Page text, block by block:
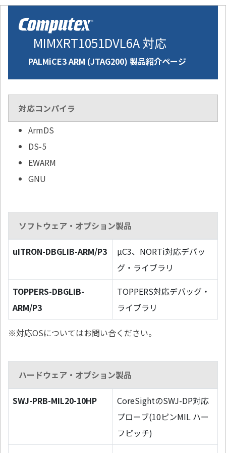
MIMXRT1051DVL6A 対応
PALMiCE3 ARM (JTAG200) 製品紹介ページ
対応コンパイラ
ArmDS
DS-5
EWARM
GNU
ソフトウェア・オプション製品
uITRON-DBGLIB-ARM/P3
µC3、NORTi対応デバッ
グ・ライブラリ
TOPPERS-DBGLIB-
ARM/P3
TOPPERS対応デバッグ・
ライブラリ
※対応OSについてはお問い合ください。
ハードウェア・オプション製品
SWJ-PRB-MIL20-10HP
CoreSightのSWJ-DP対応
プローブ(10ピンMIL ハー
フピッチ)